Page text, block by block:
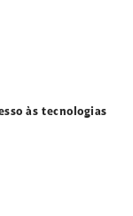
às tecnologias